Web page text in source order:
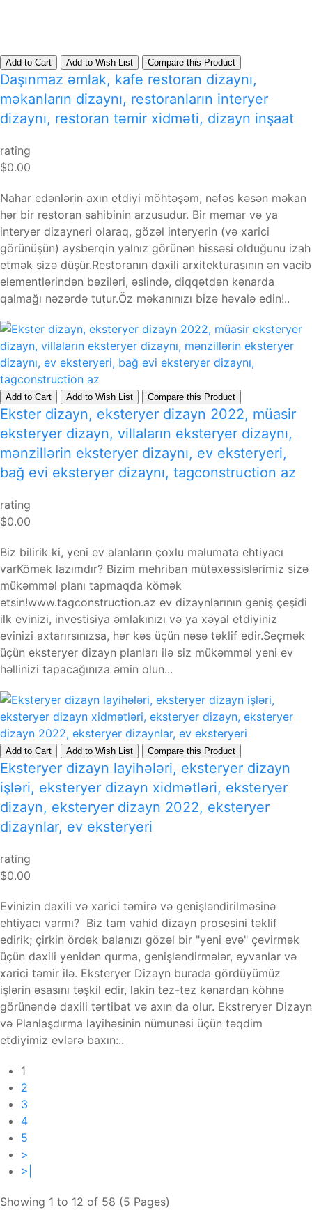
Add to Cart Add to Wish List Compare this Product
Daşınmaz əmlak, kafe restoran dizaynı,
məkanların dizaynı, restoranların interyer
dizaynı, restoran təmir xidməti, dizayn inşaat
rating
$0.00
Nahar edənlərin axın etdiyi möhtəşəm, nəfəs kəsən məkan
hər bir restoran sahibinin arzusudur. Bir memar və ya
interyer dizayneri olaraq, gözəl interyerin (və xarici
görünüşün) aysberqin yalnız görünən hissəsi olduğunu izah
etmək sizə düşür.Restoranın daxili arxitekturasının ən vacib
elementlərindən bəziləri, əslində, diqqətdən kənarda
qalmağı nəzərdə tutur.Öz məkanınızı bizə həvalə edin!..
Add to Cart Add to Wish List Compare this Product
Ekster dizayn, eksteryer dizayn 2022, müasir
eksteryer dizayn, villaların eksteryer dizaynı,
mənzillərin eksteryer dizaynı, ev eksteryeri,
bağ evi eksteryer dizaynı, tagconstruction az
rating
$0.00
Biz bilirik ki, yeni ev alanların çoxlu məlumata ehtiyacı
varKömək lazımdır? Bizim mehriban mütəxəssislərimiz sizə
mükəmməl planı tapmaqda kömək
etsin!www.tagconstruction.az ev dizaynlarının geniş çeşidi
ilk evinizi, investisiya əmlakınızı və ya xəyal etdiyiniz
evinizi axtarırsınızsa, hər kəs üçün nəsə təklif edir.Seçmək
üçün eksteryer dizayn planları ilə siz mükəmməl yeni ev
həllinizi tapacağınıza əmin olun...
Add to Cart Add to Wish List Compare this Product
Eksteryer dizayn layihələri, eksteryer dizayn
işləri, eksteryer dizayn xidmətləri, eksteryer
dizayn, eksteryer dizayn 2022, eksteryer
dizaynlar, ev eksteryeri
rating
$0.00
Evinizin daxili və xarici təmirə və genişləndirilməsinə
ehtiyacı varmı? Biz tam vahid dizayn prosesini təklif
edirik; çirkin ördək balanızı gözəl bir "yeni evə" çevirmək
üçün daxili yenidən qurma, genişləndirmələr, eyvanlar və
xarici təmir ilə. Eksteryer Dizayn burada gördüyümüz
işlərin əsasını təşkil edir, lakin tez-tez kənardan köhnə
görünəndə daxili tərtibat və axın da olur. Ekstreryer Dizayn
və Planlaşdırma layihəsinin nümunəsi üçün təqdim
etdiyimiz evlərə baxın:..
1
2
3
4
5
>
>|
Showing 1 to 12 of 58 (5 Pages)